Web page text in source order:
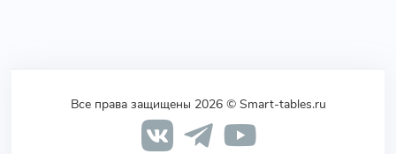
Все права защищены 2026 © Smart-tables.ru